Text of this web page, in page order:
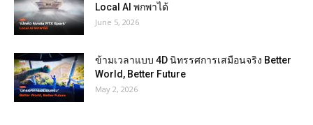
Local AI พกพาได้
June 5, 2026
ข้ามเวลาแบบ 4D นิทรรศการเสมือนจริง Better
World, Better Future
May 2, 2026